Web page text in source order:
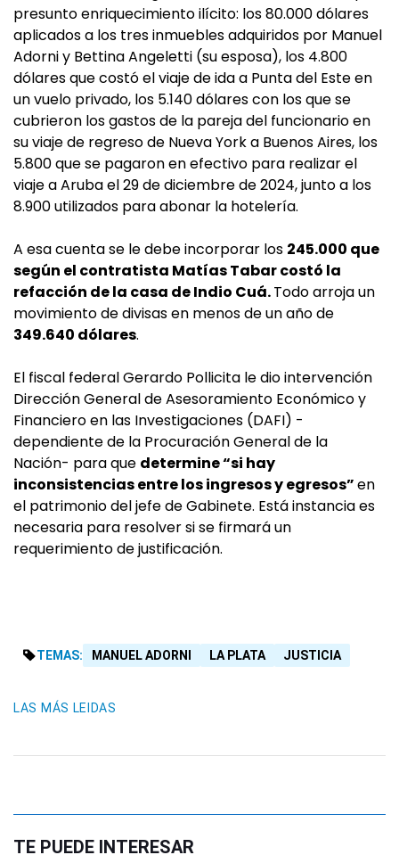
presunto enriquecimiento ilícito: los 80.000 dólares
aplicados a los tres inmuebles adquiridos por Manuel
Adorni y Bettina Angeletti (su esposa), los 4.800
dólares que costó el viaje de ida a Punta del Este en
un vuelo privado, los 5.140 dólares con los que se
cubrieron los gastos de la pareja del funcionario en
su viaje de regreso de Nueva York a Buenos Aires, los
5.800 que se pagaron en efectivo para realizar el
viaje a Aruba el 29 de diciembre de 2024, junto a los
8.900 utilizados para abonar la hotelería.
A esa cuenta se le debe incorporar los 245.000 que
según el contratista Matías Tabar costó la
refacción de la casa de Indio Cuá.Todo arroja un
movimiento de divisas en menos de un año de
349.640 dólares.
El fiscal federal Gerardo Pollicita le dio intervención
Dirección General de Asesoramiento Económico y
Financiero en las Investigaciones (DAFI) -
dependiente de la Procuración General de la
Nación- para que determine “si hay
inconsistencias entre los ingresos y egresos”en
el patrimonio del jefe de Gabinete. Está instancia es
necesaria para resolver si se firmará un
requerimiento de justificación.
TEMAS: MANUEL ADORNI LA PLATA JUSTICIA
LAS MÁS LEIDAS
TE PUEDE INTERESAR